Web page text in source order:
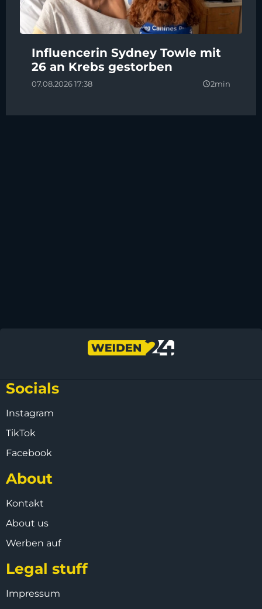
Influencerin Sydney Towle mit
26 an Krebs gestorben
07.08.2026 17:38 query_builder2min
Socials
Instagram
TikTok
Facebook
About
Kontakt
About us
Werben auf
Legal stuff
Impressum